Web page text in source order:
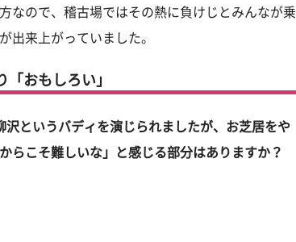
なので、稽古場ではその熱に負けじとみんなが乗
出来上がっていました。
おもしろい」
沢というバディを演じられましたが、お芝居をや
らこそ難しいな」と感じる部分はありますか？